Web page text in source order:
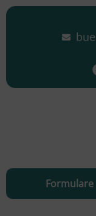
Formulare